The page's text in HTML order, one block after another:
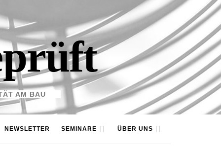
AM BAU
NEWSLETTER SEMINARE ÜBER UNS